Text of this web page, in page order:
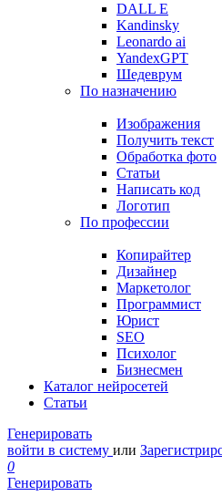
DALL E
Kandinsky
Leonardo ai
YandexGPT
Шедеврум
По назначению
Изображения
Получить текст
Обработка фото
Статьи
Написать код
Логотип
По профессии
Копирайтер
Дизайнер
Маркетолог
Программист
Юрист
SEO
Психолог
Бизнесмен
Каталог нейросетей
Статьи
Генерировать
войти в систему или
0
Генерировать